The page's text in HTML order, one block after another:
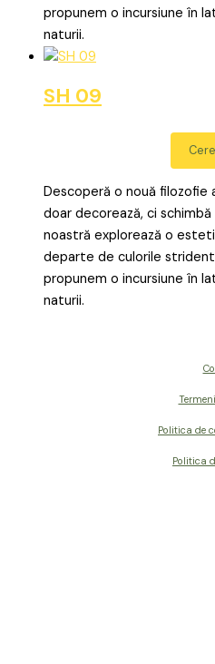
propunem o incursiune în
naturii.
SH 09
Descoperă o nouă filozofie
doar decorează, ci
noastră explorează o
departe de culorile
propunem o incursiune în
naturii.
Politica de
Politica